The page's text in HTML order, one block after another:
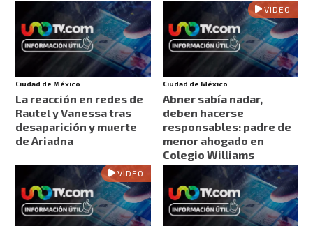
Ciudad de México
La reacción en redes de
Rautel y Vanessa tras
desaparición y muerte
de Ariadna
VIDEO
Ciudad de México
Abner sabía nadar,
deben hacerse
responsables: padre de
menor ahogado en
Colegio Williams
VIDEO